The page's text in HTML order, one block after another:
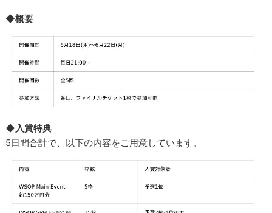
◆概要
◆入賞特典
5日間合計で、以下の内容をご用意しています。